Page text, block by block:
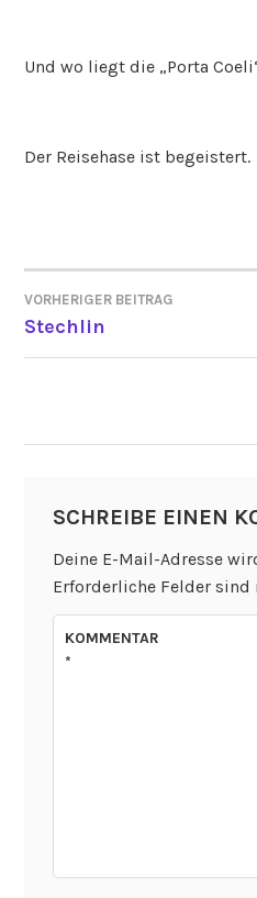
Und wo liegt die „Porta
Der Reisehase ist begeistert.
VORHERIGER BEITRAG
Stechlin
SCHREIBE EINEN
Deine E-Mail-Adresse
Erforderliche Felder
KOMMENTAR
*